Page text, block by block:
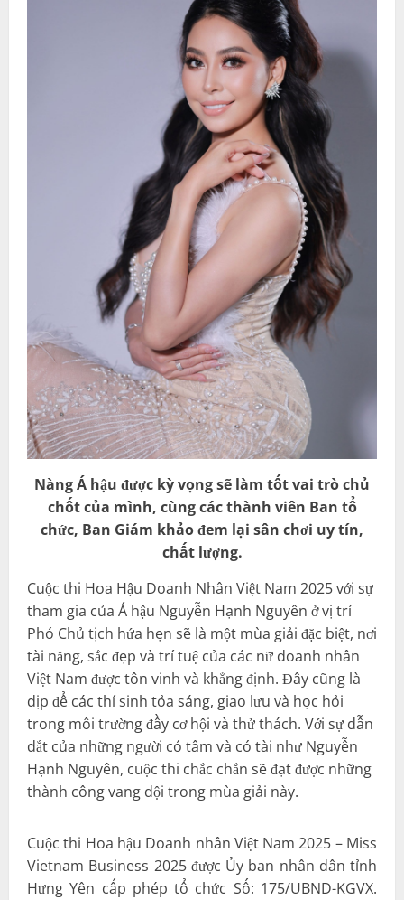
Nàng Á hậu được kỳ vọng sẽ làm tốt vai trò chủ
chốt của mình, cùng các thành viên Ban tổ
chức, Ban Giám khảo đem lại sân chơi uy tín,
chất lượng.
Cuộc thi Hoa Hậu Doanh Nhân Việt Nam 2025 với sự
tham gia của Á hậu Nguyễn Hạnh Nguyên ở vị trí
Phó Chủ tịch hứa hẹn sẽ là một mùa giải đặc biệt, nơi
tài năng, sắc đẹp và trí tuệ của các nữ doanh nhân
Việt Nam được tôn vinh và khẳng định. Đây cũng là
dịp để các thí sinh tỏa sáng, giao lưu và học hỏi
trong môi trường đầy cơ hội và thử thách. Với sự dẫn
dắt của những người có tâm và có tài như Nguyễn
Hạnh Nguyên, cuộc thi chắc chắn sẽ đạt được những
thành công vang dội trong mùa giải này.
Cuộc thi Hoa hậu Doanh nhân Việt Nam 2025 – Miss
Vietnam Business 2025 được Ủy ban nhân dân tỉnh
Hưng Yên cấp phép tổ chức Số: 175/UBND-KGVX.